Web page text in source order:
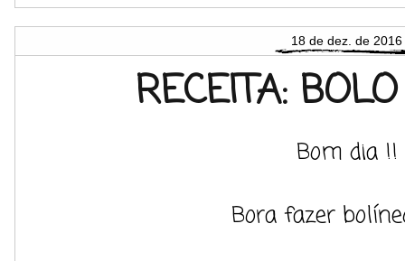
18 de dez. de 2016
RECEITA:
Bom dia !!
Bora fazer